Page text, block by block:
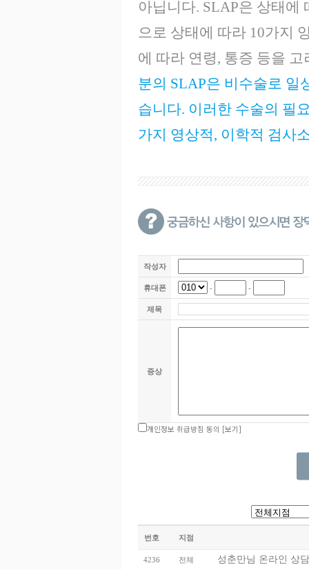
아닙니다. SLAP은 상태에
으로 상태에 따라 10가지
에 따라 연령, 통증 등을
분의 SLAP은 비수술로 일
습니다. 이러한 수술의 필
가지 영상적, 이학적 검사
작성자
휴대폰 - -
제목
증상
개인정보 취급방침 동의 [보기]
번호 지점
4236 전체 성춘만님 온라인 상